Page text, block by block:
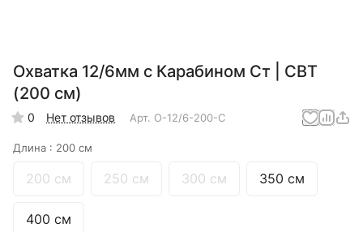
Охватка 12/6мм с Карабином Ст | СВТ
(200 см)
0 Нет отзывов Арт. О-12/6-200-С
Длина : 200 см
200 см 250 см 300 см 350 см
400 см